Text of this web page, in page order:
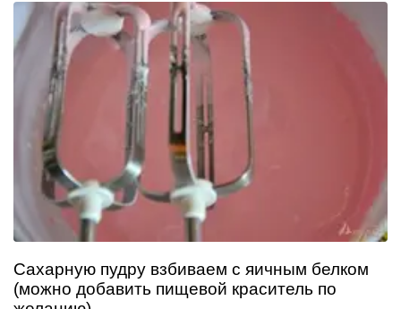
Сахарную пудру взбиваем с яичным белком
(можно добавить пищевой краситель по